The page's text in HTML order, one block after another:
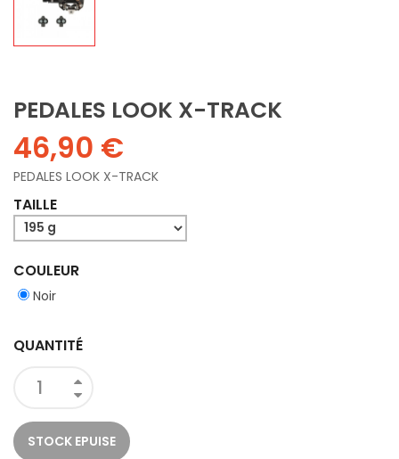
PEDALES LOOK X-TRACK
46,90 €
PEDALES LOOK X-TRACK
TAILLE
COULEUR
Noir
QUANTITÉ
STOCK EPUISE